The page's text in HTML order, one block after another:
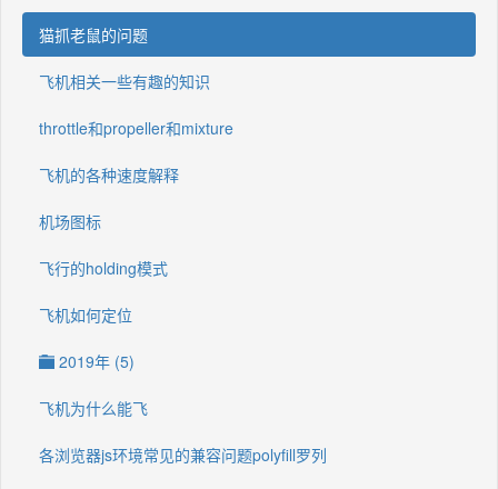
猫抓老鼠的问题
飞机相关一些有趣的知识
throttle和propeller和mixture
飞机的各种速度解释
机场图标
飞行的holding模式
飞机如何定位
2019年 (5)
飞机为什么能飞
各浏览器js环境常见的兼容问题polyfill罗列